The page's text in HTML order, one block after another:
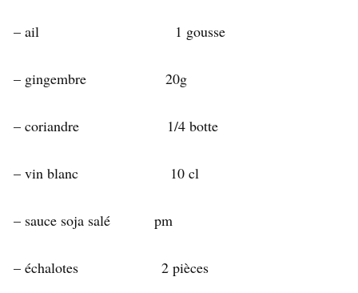
– ail 1 gousse
– gingembre 20g
– coriandre 1/4 botte
– vin blanc 10 cl
– sauce soja salé pm
– échalotes 2 pièces